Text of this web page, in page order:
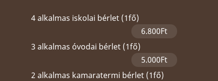
4 alkalmas iskolai bérlet (1fő)
6.800Ft
3 alkalmas óvodai bérlet (1fő)
5.000Ft
2 alkalmas kamaratermi bérlet (1fő)